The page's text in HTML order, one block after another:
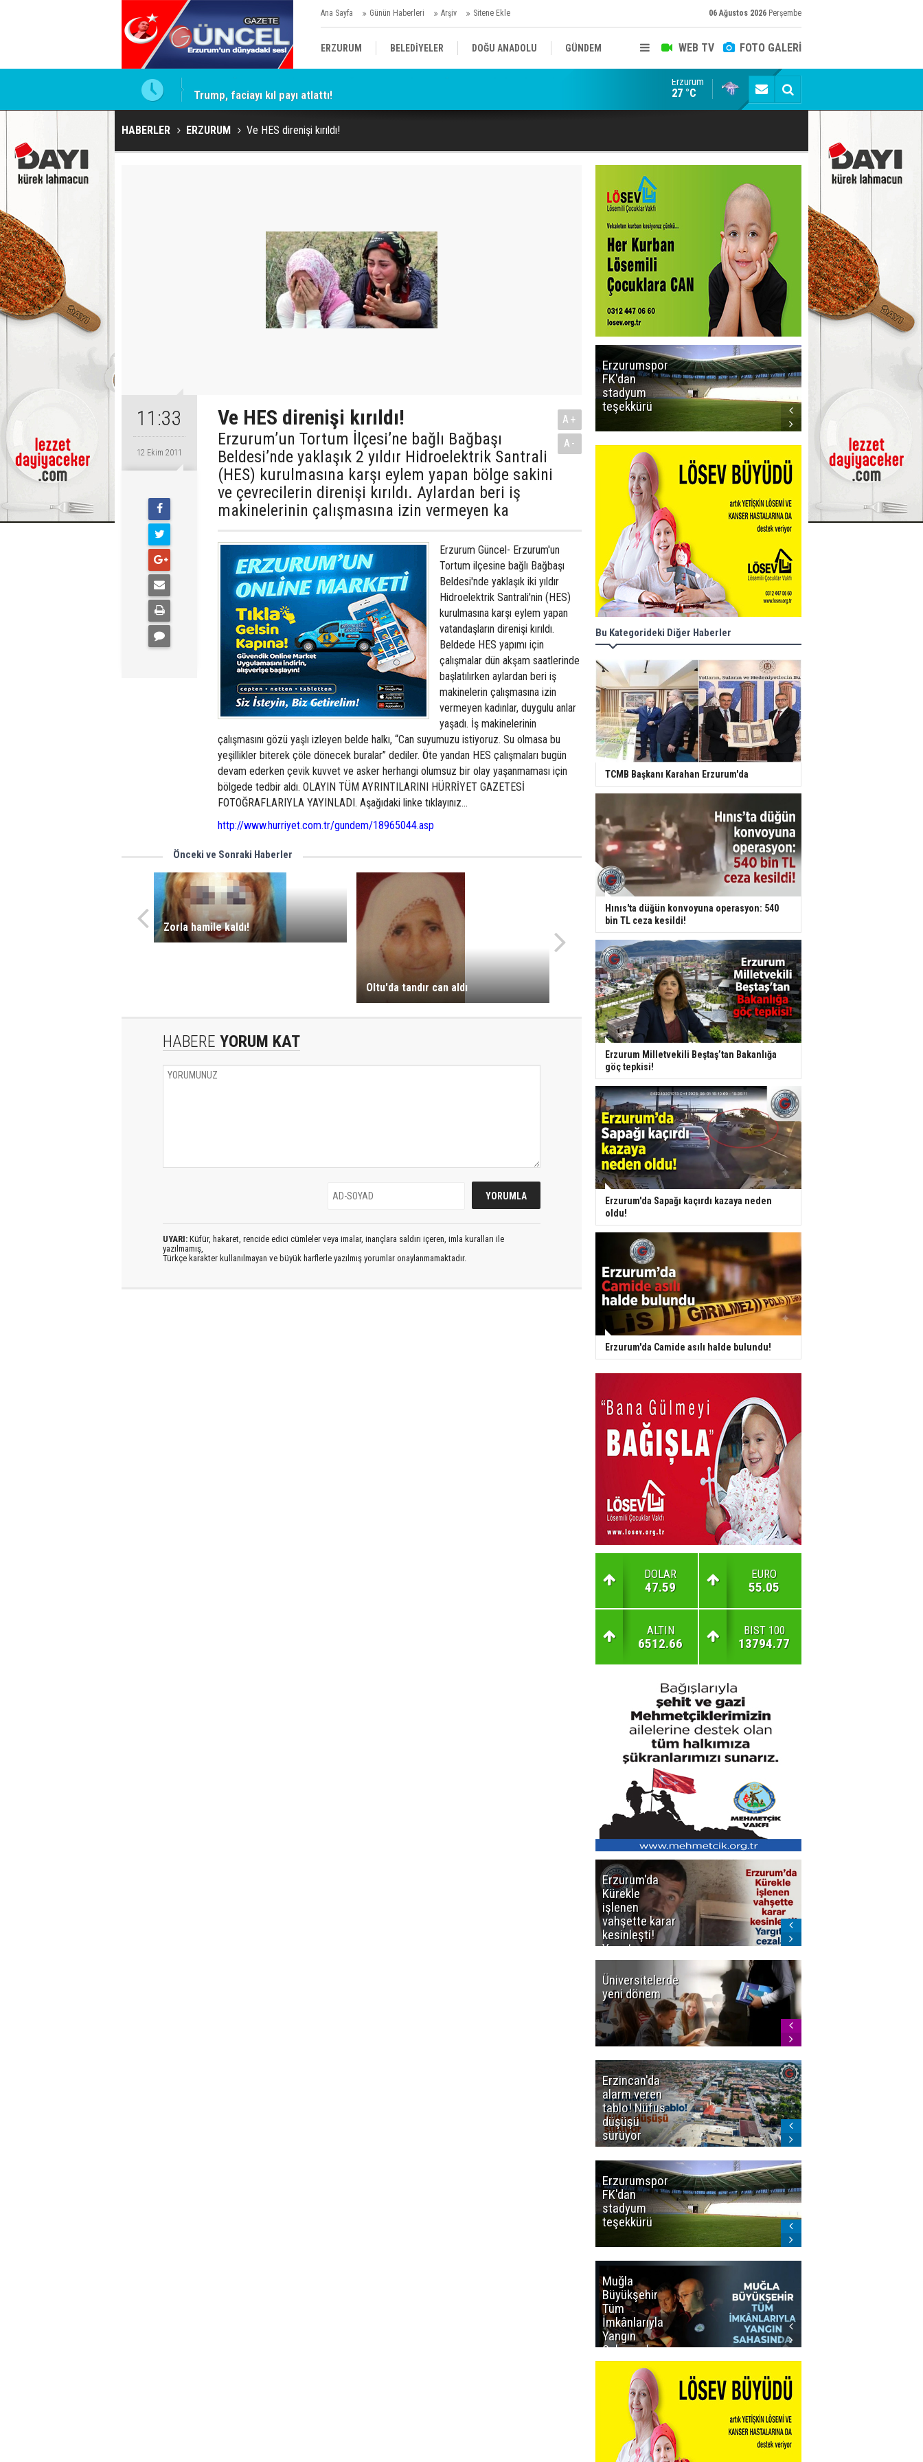
Ana Sayfa Günün Haberleri Arşiv Sitene Ekle 06 Ağustos 2026 Perşembe
WEB TV FOTO GALERİ
ERZURUM BELEDİYELER DOĞU ANADOLU GÜNDEM
KÜLTÜR/SANAT//MAĞAZİN
Trump, faciayı kıl payı atlattı! Erzurum'da Kürekle işlenen vahşette karar
Erzurum
27 °C
HABERLER ERZURUM Ve HES direnişi kırıldı!
11:33
12 Ekim 2011
Ve HES direnişi kırıldı!
Erzurum’un Tortum İlçesi’ne bağlı Bağbaşı
Beldesi’nde yaklaşık 2 yıldır Hidroelektrik Santrali
(HES) kurulmasına karşı eylem yapan bölge sakini
ve çevrecilerin direnişi kırıldı. Aylardan beri iş
makinelerinin çalışmasına izin vermeyen ka
A+
A-
Erzurum Güncel- Erzurum'un
Tortum ilçesine bağlı Bağbaşı
Beldesi'nde yaklaşık iki yıldır
Hidroelektrik Santrali'nin (HES)
kurulmasına karşı eylem yapan
vatandaşların direnişi kırıldı.
Beldede HES yapımı için
çalışmalar dün akşam saatlerinde
başlatılırken aylardan beri iş
makinelerin çalışmasına izin
vermeyen kadınlar, duygulu anlar
yaşadı. İş makinelerinin
çalışmasını gözü yaşlı izleyen belde halkı, “Can suyumuzu istiyoruz. Su olmasa bu
yeşillikler biterek çöle dönecek buralar” dediler. Öte yandan HES çalışmaları bugün
devam ederken çevik kuvvet ve asker herhangi olumsuz bir olay yaşanmaması için
bölgede tedbir aldı. OLAYIN TÜM AYRINTILARINI HÜRRİYET GAZETESİ
FOTOĞRAFLARIYLA YAYINLADI. Aşağıdaki linke tıklayınız...
http://www.hurriyet.com.tr/gundem/18965044.asp
Önceki ve Sonraki Haberler
Zorla hamile kaldı!
Oltu'da tandır can aldı
HABERE YORUM KAT
UYARI: Küfür, hakaret, rencide edici cümleler veya imalar, inançlara saldırı içeren, imla kuralları ile
yazılmamış,
Türkçe karakter kullanılmayan ve büyük harflerle yazılmış yorumlar onaylanmamaktadır.
Erzurumspor
FK'dan
stadyum
teşekkürü
Belediye
Başkanı servet
değerinde
Salah forması
aldı
Bu Kategorideki Diğer Haberler
TCMB Başkanı Karahan Erzurum'da
Hınıs'ta düğün konvoyuna operasyon: 540
bin TL ceza kesildi!
Erzurum Milletvekili Beştaş’tan Bakanlığa
göç tepkisi!
Erzurum'da Sapağı kaçırdı kazaya neden
oldu!
Erzurum'da Camide asılı halde bulundu!
DOLAR
47.59
EURO
55.05
ALTIN
6512.66
BIST 100
13794.77
Erzurum'da
Kürekle
işlenen
vahşette karar
kesinleşti!
Yargıtay
cezaları onadı
Üniversitelerde
yeni dönem
Erzincan'da
alarm veren
tablo! Nüfus
düşüşü
sürüyor
Erzurumspor
FK'dan
stadyum
teşekkürü
Muğla
Büyükşehir
Tüm
İmkânlarıyla
Yangın
Sahasında